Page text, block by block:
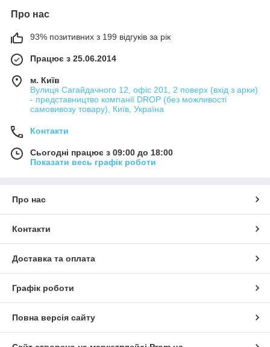
Про нас
93% позитивних з 199 відгуків за рік
Працює з 25.06.2014
м. Київ
Вулиця Сагайдачного 12, офіс 201, 2 поверх (вхід з арки)
- представництво компанії DROP (без можливості
самовивозу товару), Київ, Україна
Контакти
Сьогодні працює з 09:00 до 18:00
Показати весь графік роботи
Про нас
Контакти
Доставка та оплата
Графік роботи
Повна версія сайту